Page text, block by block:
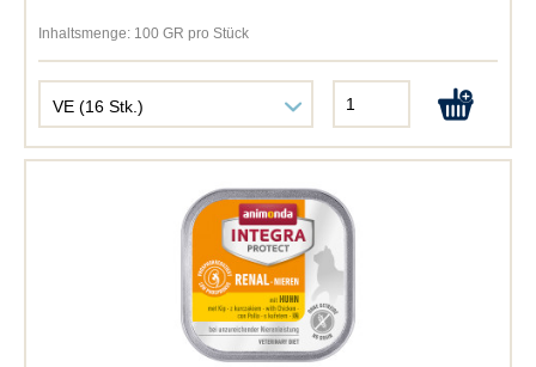
Inhaltsmenge: 100 GR pro Stück